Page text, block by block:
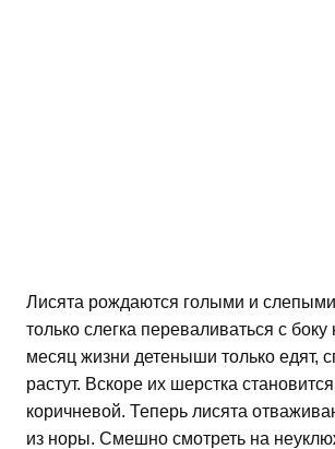
Лисята рождаются голыми и
только слегка переваливаться с
месяц жизни детеныши только едят,
растут. Вскоре их шерстка
коричневой. Теперь лисята
из норы. Смешно смотреть на